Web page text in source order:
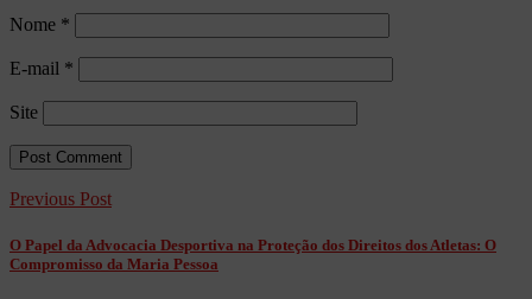
Nome *
E-mail *
Site
Previous Post
O Papel da Advocacia Desportiva na Proteção dos Direitos dos Atletas: O
Compromisso da Maria Pessoa